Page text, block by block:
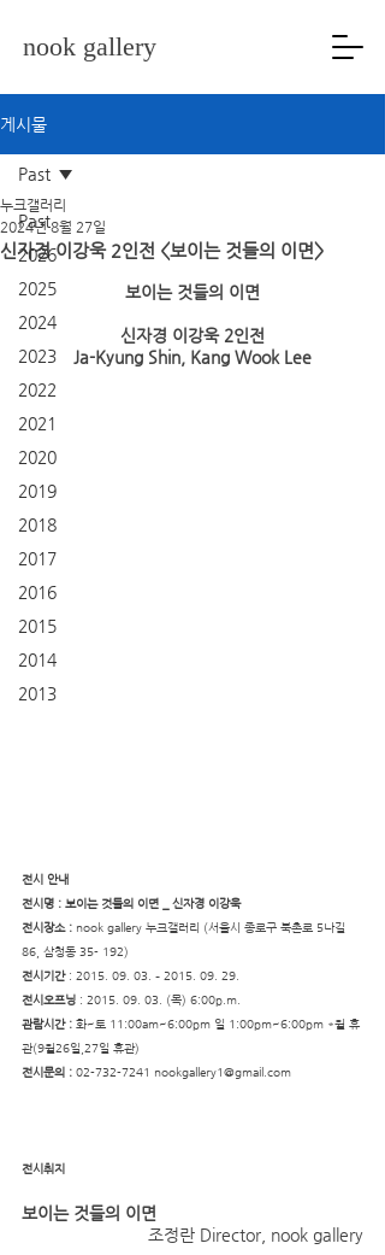
nook gallery
게시물
Past
2026
2025
2024
2023
2022
2021
2020
2019
2018
2017
2016
2015
2014
2013
Past
신자경 이강욱 2인전 <보이는 것들의 이면>
누크갤러리
2024년 8월 27일
보이는 것들의 이면
신자경 이강욱 2인전
Ja-Kyung Shin, Kang Wook Lee
전시 안내
전시명 : 보이는 것들의 이면 _ 신자경 이강욱
전시장소 : nook gallery 누크갤러리 (서울시 종로구 북촌로 5나길
86, 삼청동 35- 192)
전시기간 : 2015. 09. 03. – 2015. 09. 29.
전시오프닝 : 2015. 09. 03. (목) 6:00p.m.
관람시간 : 화~토 11:00am~6:00pm 일 1:00pm~6:00pm *월 휴
관(9월26일,27일 휴관)
전시문의 : 02-732-7241 nookgallery1@gmail.com
전시취지
보이는 것들의 이면
조정란 Director, nook gallery